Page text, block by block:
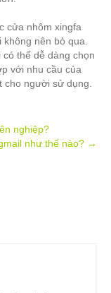
cửa nhôm xingfa
nên bỏ qua.
thể dễ dàng chọn
với nhu cầu của
người sử dụng.
nghiệp?
như thế nào? →